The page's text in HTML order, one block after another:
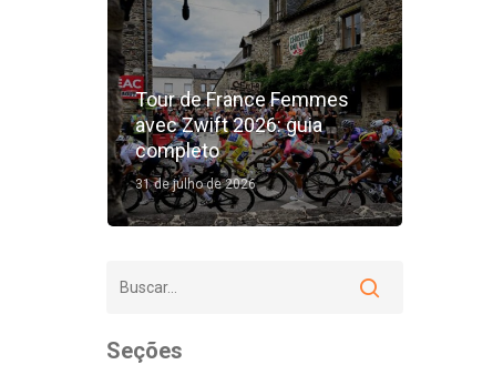
Tour de France Femmes
avec Zwift 2026: guia
completo
31 de julho de 2026
Seções